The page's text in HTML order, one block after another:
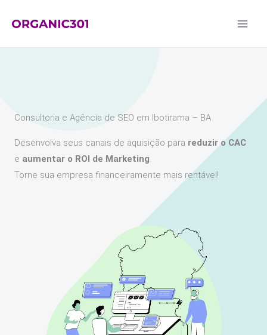
para
Consultoria e Agência de SEO em Ibotirama – BA
Desenvolva seus canais de aquisição para reduzir o CAC
e aumentar o ROI de Marketing.
Torne sua empresa financeiramente mais rentável!